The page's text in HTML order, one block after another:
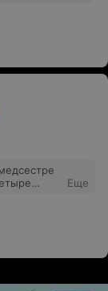
Юрий
нужно. А
и многие
за
на таких
Еще